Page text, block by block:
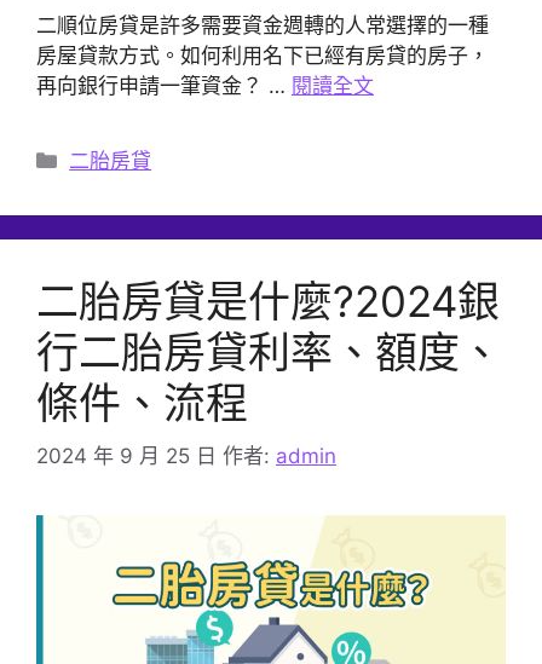
二順位房貸是許多需要資金週轉的人常選擇的一種
房屋貸款方式。如何利用名下已經有房貸的房子，
再向銀行申請一筆資金？ … 閱讀全文
分
二胎房貸
二胎房貸是什麼?2024銀
行二胎房貸利率、額度、
條件、流程
2024 年 9 月 25 日 作者: admin